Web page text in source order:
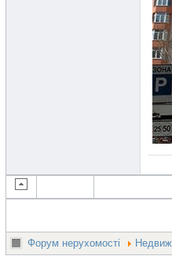
Форум нерухомості